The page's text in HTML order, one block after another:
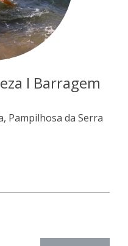
I Barragem
Pampilhosa da Serra